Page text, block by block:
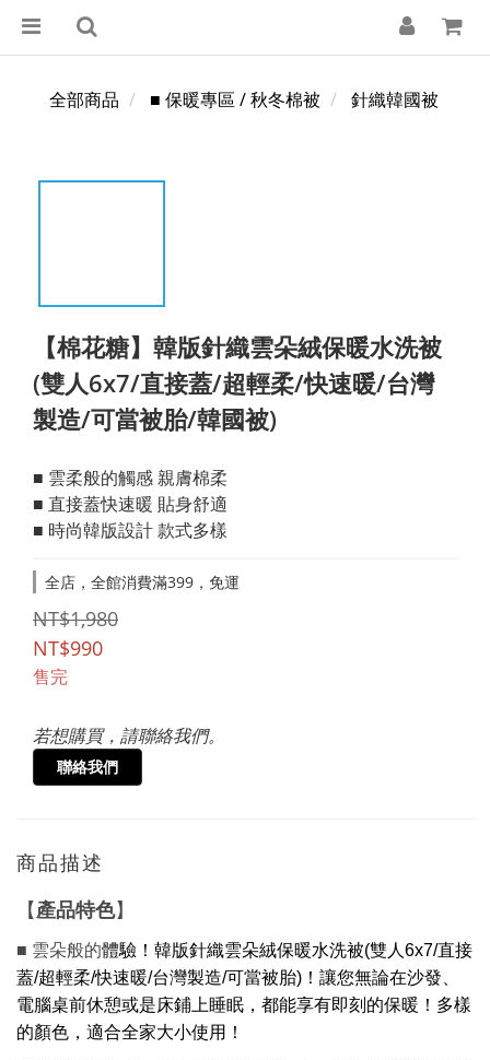
全部商品 ■ 保暖專區 / 秋冬棉被 針織韓國被
【棉花糖】韓版針織雲朵絨保暖水洗被
(雙人6x7/直接蓋/超輕柔/快速暖/台灣
製造/可當被胎/韓國被)
■ 雲柔般的觸感 親膚棉柔
■ 直接蓋快速暖 貼身舒適
■ 時尚韓版設計 款式多樣
全店，全館消費滿399，免運
NT$1,980
NT$990
售完
若想購買，請聯絡我們。
聯絡我們
商品描述
【 產品特色】
■ 雲朵般的體驗！韓版針織雲朵絨保暖水洗被(雙人6x7/直接
蓋/超輕柔/快速暖/台灣製造/可當被胎)！讓您無論在沙發、
電腦桌前休憩或是床鋪上睡眠，都能享有即刻的保暖！多樣
的顏色，適合全家大小使用！